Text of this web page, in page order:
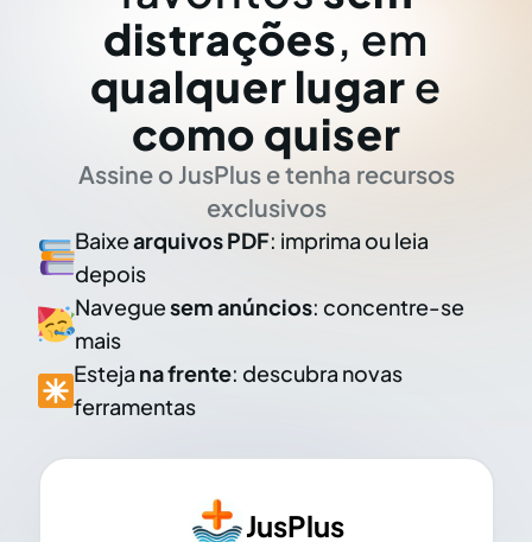
distrações, em
qualquer lugar e
como quiser
Assine o JusPlus e tenha recursos
exclusivos
Baixearquivos PDF: imprima ou leia
depois
Naveguesem anúncios: concentre-se
mais
Esteja na frente: descubra novas
ferramentas
JusPlus